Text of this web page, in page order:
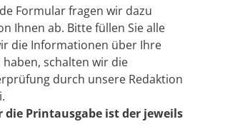
Formular fragen wir dazu
Ihnen ab. Bitte füllen Sie alle
die Informationen über Ihre
schalten wir die
durch unsere Redaktion
die Printausgabe ist der jeweils